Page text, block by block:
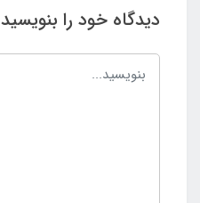
دیدگاه خود را بنویسید